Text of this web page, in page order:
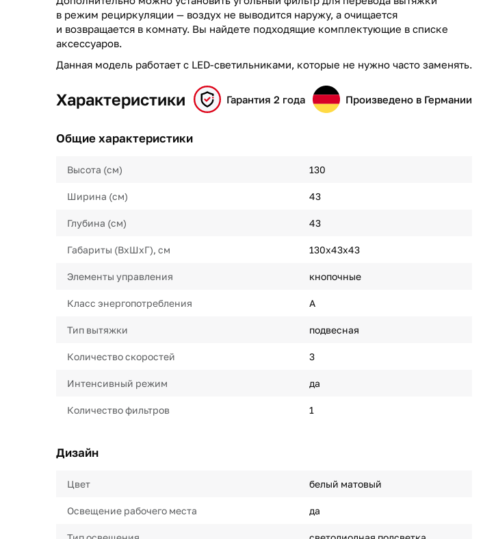
в режим рециркуляции — воздух не выводится наружу, а очищается
и возвращается в комнату. Вы найдете подходящие комплектующие в списке
аксессуаров.
Данная модель работает с LED-светильниками, которые не нужно часто заменять.
Характеристики Гарантия 2 года Произведено в Германии
Общие характеристики
Высота (см) 130
Ширина (см) 43
Глубина (см) 43
Габариты (ВхШхГ), см 130х43х43
Элементы управления кнопочные
Класс энергопотребления A
Тип вытяжки подвесная
Количество скоростей 3
Интенсивный режим да
Количество фильтров 1
Дизайн
Цвет белый матовый
Освещение рабочего места да